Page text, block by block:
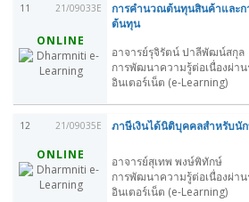
11 21/09033E
ONLINE
การคำนวณต้นทุนสินค้าและก
ต้นทุน
อาจารย์รุจิรัตน์ ปาลีพัฒน์สกุล
การพัฒนาความรู้ต่อเนื่องผ่าน
อินเตอร์เน็ต (e-Learning)
12 21/09035E
ONLINE
ภาษีเงินได้นิติบุคคลสำหรับนั
อาจารย์สุเทพ พงษ์พิทักษ์
การพัฒนาความรู้ต่อเนื่องผ่าน
อินเตอร์เน็ต (e-Learning)